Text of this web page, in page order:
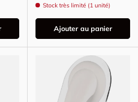
Stock très limité (1 unité)
Ajouter au panier